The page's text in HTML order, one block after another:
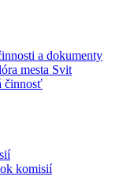
a dokumenty
mesta Svit
činnosť
komisií